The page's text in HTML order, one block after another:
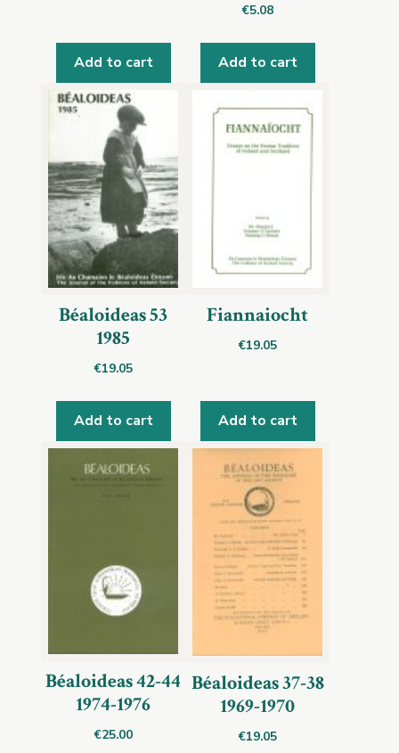
Add to cart
€5.08
Add to cart
Béaloideas 53
1985
€19.05
Add to cart
Fiannaiocht
€19.05
Add to cart
Béaloideas 42-44
1974-1976
€25.00
Béaloideas 37-38
1969-1970
€19.05